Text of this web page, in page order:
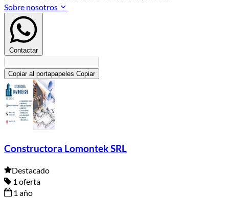
Sobre nosotros
Contactar
Copiar al portapapeles Copiar
Constructora Lomontek SRL
Destacado
1 oferta
1 año